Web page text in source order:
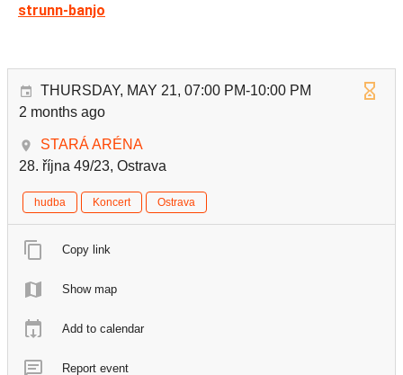
strunn-banjo
THURSDAY, MAY 21, 07:00 PM-10:00 PM
2 months ago
STARÁ ARÉNA
28. října 49/23, Ostrava
hudba Koncert Ostrava
Copy link
Show map
Add to calendar
Report event